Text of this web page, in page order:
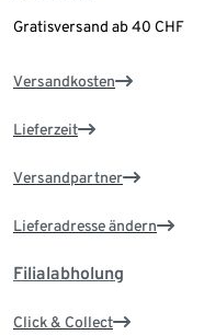
Gratisversand ab 40 CHF
Versandkosten
Lieferzeit
Versandpartner
Lieferadresse ändern
Filialabholung
Click & Collect